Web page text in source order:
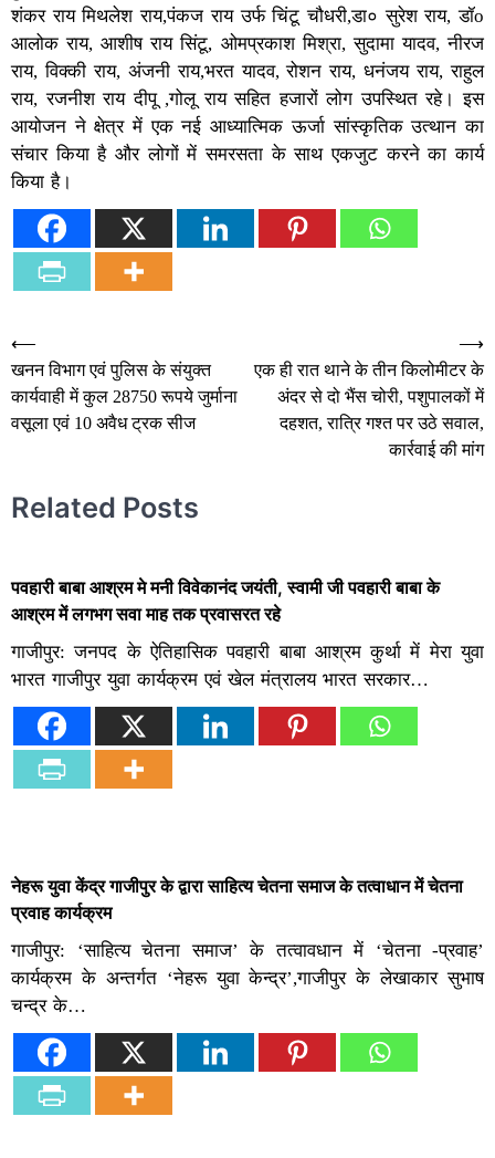
शंकर राय मिथलेश राय,पंकज राय उर्फ चिंटू चौधरी,डा० सुरेश राय, डॉo
आलोक राय, आशीष राय सिंटू, ओमप्रकाश मिश्रा, सुदामा यादव, नीरज
राय, विक्की राय, अंजनी राय,भरत यादव, रोशन राय, धनंजय राय, राहुल
राय, रजनीश राय दीपू ,गोलू राय सहित हजारों लोग उपस्थित रहे। इस
आयोजन ने क्षेत्र में एक नई आध्यात्मिक ऊर्जा सांस्कृतिक उत्थान का
संचार किया है और लोगों में समरसता के साथ एकजुट करने का कार्य
किया है।
Post
navigation
⟵
खनन विभाग एवं पुलिस के संयुक्त
कार्यवाही में कुल 28750 रूपये जुर्माना
वसूला एवं 10 अवैध ट्रक सीज
एक ही रात थाने के तीन किलोमीटर के
अंदर से दो भैंस चोरी, पशुपालकों में
दहशत, रात्रि गश्त पर उठे सवाल,
कार्रवाई की मांग
⟶
Related Posts
पवहारी बाबा आश्रम मे मनी विवेकानंद जयंती, स्वामी जी पवहारी बाबा के
आश्रम में लगभग सवा माह तक प्रवासरत रहे
गाजीपुर: जनपद के ऐतिहासिक पवहारी बाबा आश्रम कुर्था में मेरा युवा
भारत गाजीपुर युवा कार्यक्रम एवं खेल मंत्रालय भारत सरकार…
नेहरू युवा केंद्र गाजीपुर के द्वारा साहित्य चेतना समाज के तत्वाधान में चेतना
प्रवाह कार्यक्रम
गाजीपुर: ‘साहित्य चेतना समाज’ के तत्वावधान में ‘चेतना -प्रवाह’
कार्यक्रम के अन्तर्गत ‘नेहरू युवा केन्द्र’,गाजीपुर के लेखाकार सुभाष
चन्द्र के…